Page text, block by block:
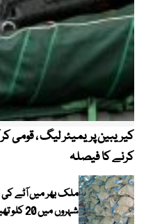
کرنے کا فیصلہ
ملک بھر میں آٹے
شہروں میں 20 کلو تھیلا 100 روپے تک مہنگا